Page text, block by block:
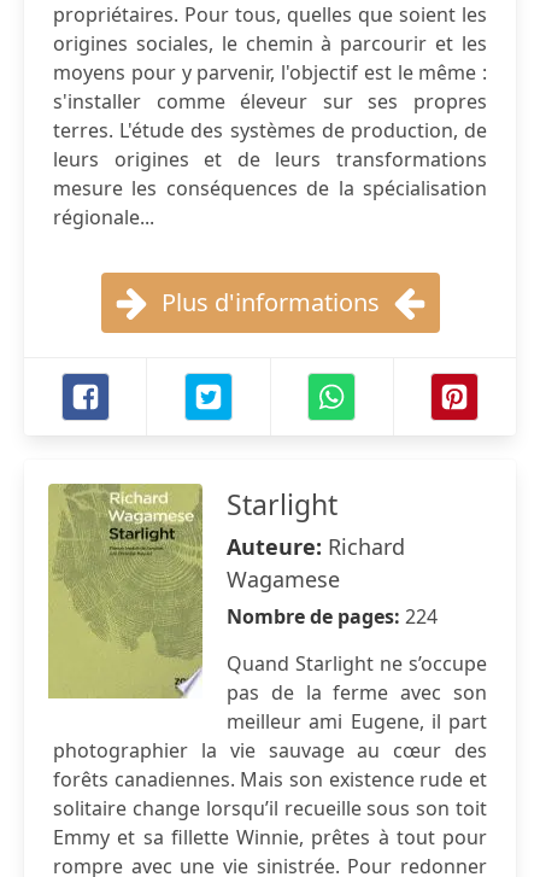
propriétaires. Pour tous, quelles que soient les
origines sociales, le chemin à parcourir et les
moyens pour y parvenir, l'objectif est le même :
s'installer comme éleveur sur ses propres
terres. L'étude des systèmes de production, de
leurs origines et de leurs transformations
mesure les conséquences de la spécialisation
régionale...
Plus d'informations
Starlight
Auteure: Richard
Wagamese
Nombre de pages: 224
Quand Starlight ne s’occupe
pas de la ferme avec son
meilleur ami Eugene, il part
photographier la vie sauvage au cœur des
forêts canadiennes. Mais son existence rude et
solitaire change lorsqu’il recueille sous son toit
Emmy et sa fillette Winnie, prêtes à tout pour
rompre avec une vie sinistrée. Pour redonner